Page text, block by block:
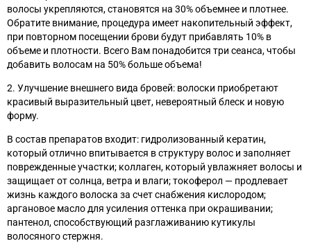
волосы укрепляются, становятся на 30% объемнее и плотнее.
Обратите внимание, процедура имеет накопительный эффект,
при повторном посещении брови будут прибавлять 10% в
объеме и плотности. Всего Вам понадобится три сеанса, чтобы
добавить волосам на 50% больше объема!
2. Улучшение внешнего вида бровей: волоски приобретают
красивый выразительный цвет, невероятный блеск и новую
форму.
В состав препаратов входит: гидролизованный кератин,
который отлично впитывается в структуру волос и заполняет
поврежденные участки; коллаген, который увлажняет волосы и
защищает от солнца, ветра и влаги; токоферол — продлевает
жизнь каждого волоска за счет снабжения кислородом;
аргановое масло для усиления оттенка при окрашивании;
пантенол, способствующий разглаживанию кутикулы
волосяного стержня.